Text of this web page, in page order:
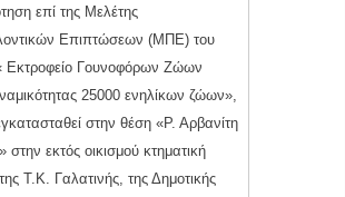
επί της Μελέτης
Επιπτώσεων (ΜΠΕ) του
Εκτροφείο Γουνοφόρων Ζώων
25000 ενηλίκων ζώων»,
στην θέση «Ρ. Αρβανίτη
εκτός οικισμού κτηματική
Τ.Κ. Γαλατινής, της Δημοτικής